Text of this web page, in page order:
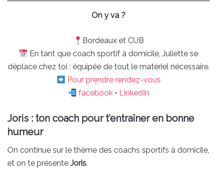
On y va ?
Bordeaux et CUB
En tant que coach sportif à domicile, Juliette se
déplace chez toi : équipée de tout le matériel nécessaire.
Pour prendre rendez-vous
facebook • LinkedIn
Joris : ton coach pour t’entraîner en bonne
humeur
On continue sur le thème des coachs sportifs à domicile,
et on te présente Joris.